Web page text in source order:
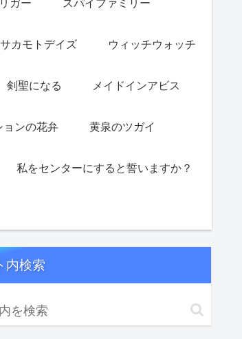
サカモトデイズ ウィッチウォッチ
剣聖になる メイドインアビス
ョンの花弁 黄泉のツガイ
私をセンターにすると誓いますか？
内検索